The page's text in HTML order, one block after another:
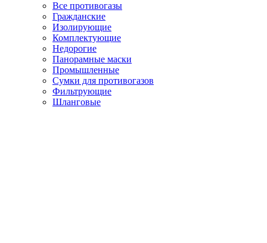
Все противогазы
Гражданские
Изолирующие
Комплектующие
Недорогие
Панорамные маски
Промышленные
Сумки для противогазов
Фильтрующие
Шланговые